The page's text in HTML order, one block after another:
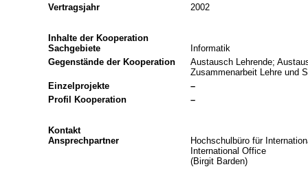
Vertragsjahr
2002
Inhalte der Kooperation
Sachgebiete
Informatik
Gegenstände der Kooperation
Austausch Lehrende;
Zusammenarbeit Lehre und
Einzelprojekte
–
Profil Kooperation
–
Kontakt
Ansprechpartner
Hochschulbüro für
International Office
(Birgit Barden)